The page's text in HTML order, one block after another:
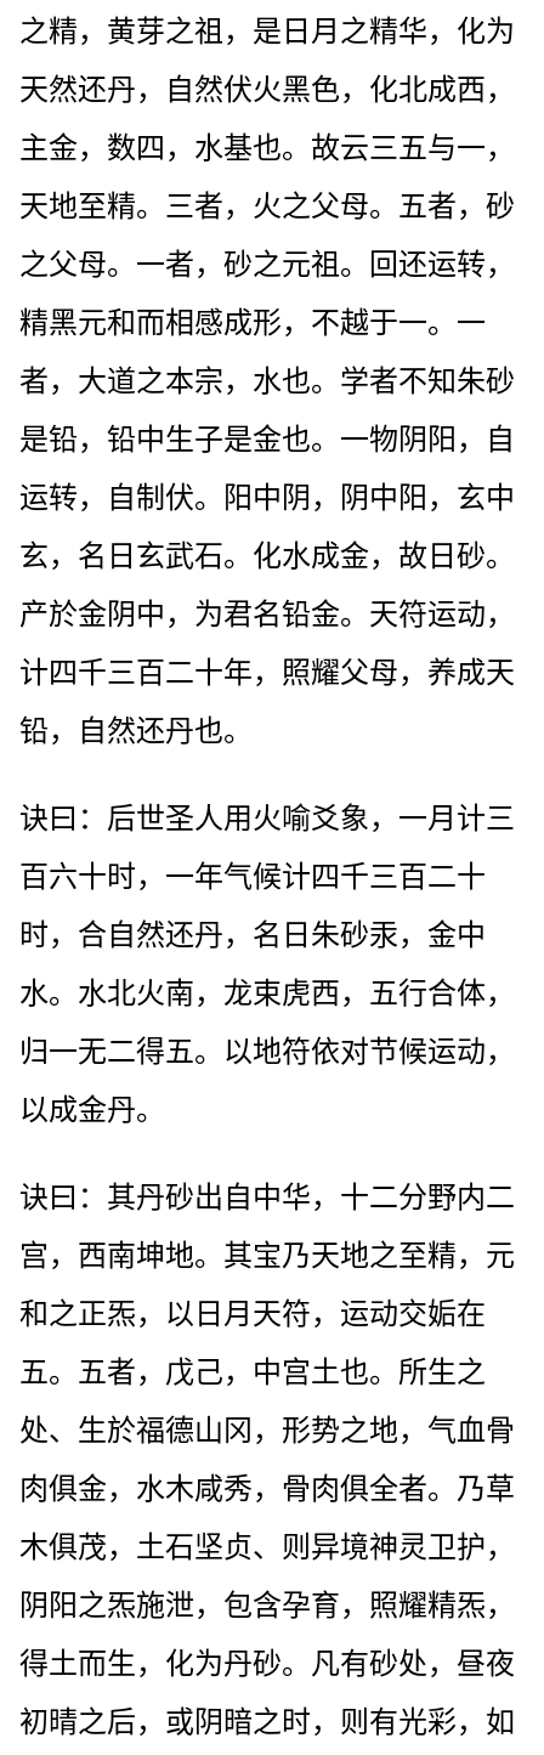
之精，黄芽之祖，是日月之精华，化为
天然还丹，自然伏火黑色，化北成西，
主金，数四，水基也。故云三五与一，
天地至精。三者，火之父母。五者，砂
之父母。一者，砂之元祖。回还运转，
精黑元和而相感成形，不越于一。一
者，大道之本宗，水也。学者不知朱砂
是铅，铅中生子是金也。一物阴阳，自
运转，自制伏。阳中阴，阴中阳，玄中
玄，名日玄武石。化水成金，故日砂。
产於金阴中，为君名铅金。天符运动，
计四千三百二十年，照耀父母，养成天
铅，自然还丹也。
诀曰：后世圣人用火喻爻象，一月计三
百六十时，一年气候计四千三百二十
时，合自然还丹，名日朱砂汞，金中
水。水北火南，龙束虎西，五行合体，
归一无二得五。以地符依对节候运动，
以成金丹。
诀曰：其丹砂出自中华，十二分野内二
宫，西南坤地。其宝乃天地之至精，元
和之正炁，以日月天符，运动交姤在
五。五者，戊己，中宫土也。所生之
处、生於福德山冈，形势之地，气血骨
肉俱金，水木咸秀，骨肉俱全者。乃草
木俱茂，土石坚贞、则异境神灵卫护，
阴阳之炁施泄，包含孕育，照耀精炁，
得土而生，化为丹砂。凡有砂处，昼夜
初晴之后，或阴暗之时，则有光彩，如